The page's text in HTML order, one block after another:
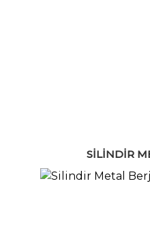
SILINDIR